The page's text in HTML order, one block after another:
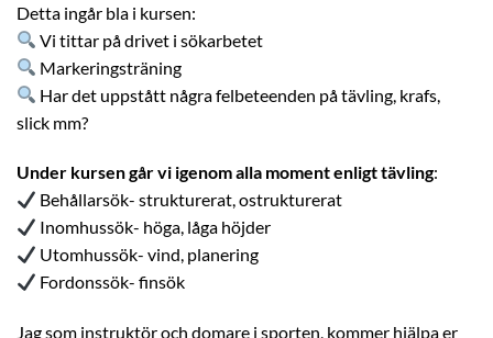
Detta ingår bla i kursen:
Vi tittar på drivet i sökarbetet
Markeringsträning
Har det uppstått några felbeteenden på tävling, krafs,
slick mm?
Under kursen går vi igenom alla moment enligt tävling:
Behållarsök- strukturerat, ostrukturerat
Inomhussök- höga, låga höjder
Utomhussök- vind, planering
Fordonssök- finsök
Jag som instruktör och domare i sporten, kommer hjälpa er